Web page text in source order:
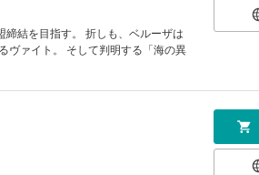
結を目指す。 折しも、ベルーザは
ヴァイト。 そして判明する「海の異